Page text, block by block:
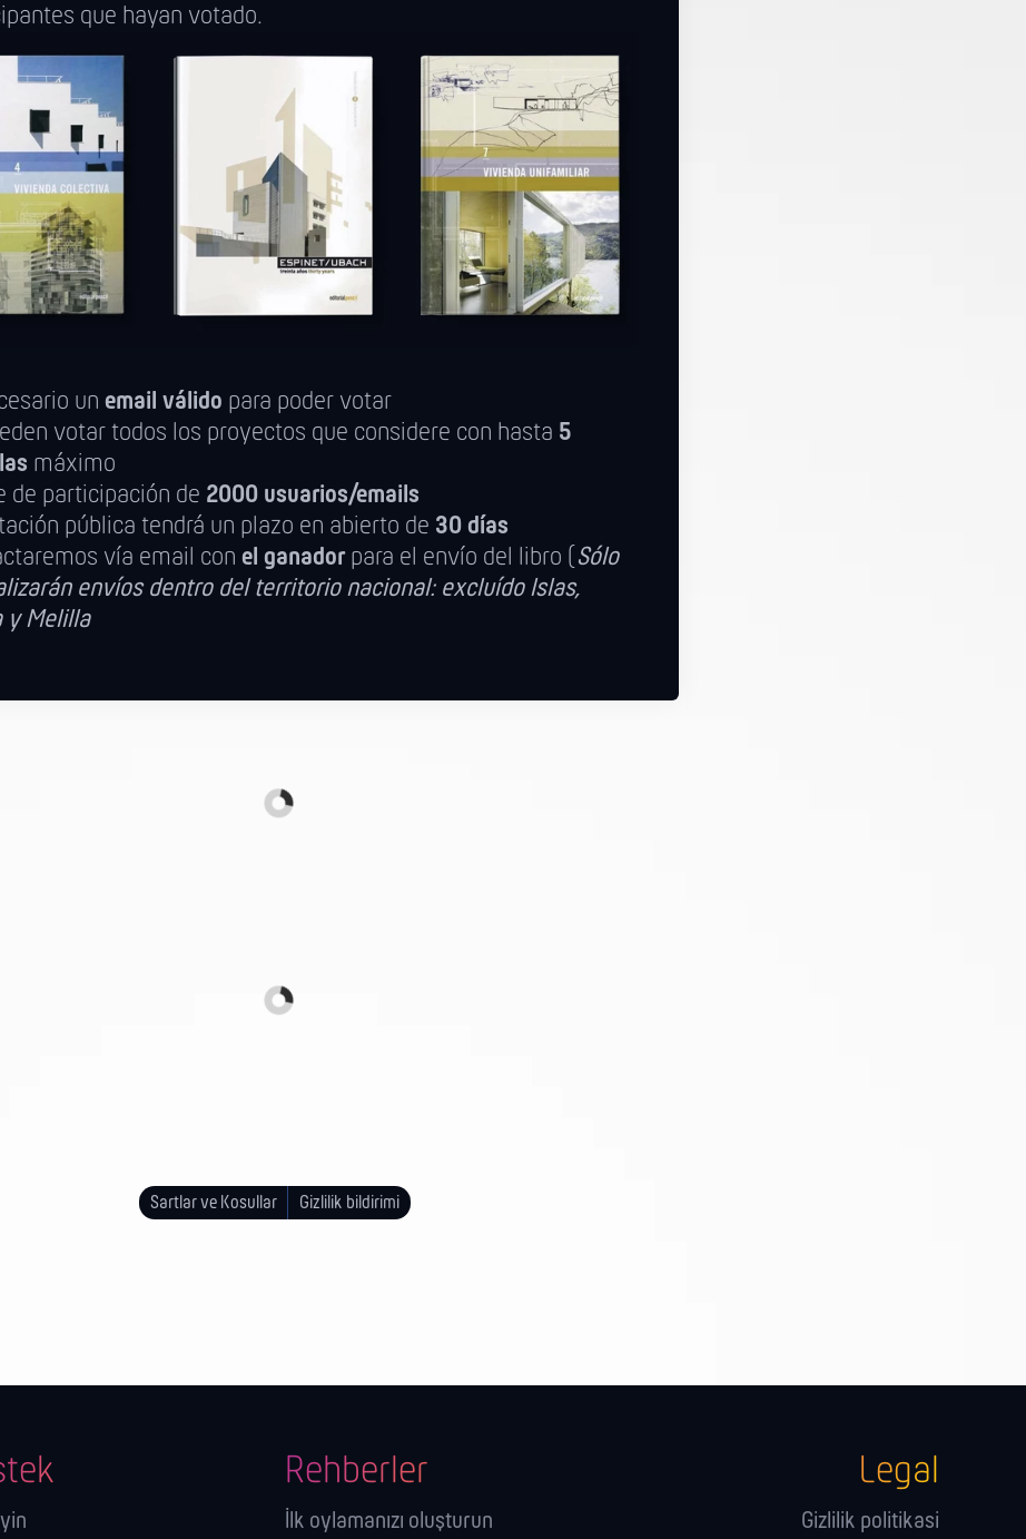
que hayan votado.
un email válido para poder votar
votar todos los proyectos que considere con hasta 5
máximo
de participación de 2000 usuarios/emails
pública tendrá un plazo en abierto de 30 días
vía email con el ganadorpara el envío del libro ( Sólo
envíos dentro del territorio nacional: excluído Islas,
y Melilla
Sartlar ve Kosullar Gizlilik bildirimi
Rehberler
İlk oylamanızı oluşturun
Legal
Gizlilik politikasi